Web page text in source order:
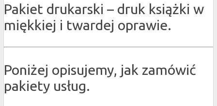
Pakiet drukarski – druk książki w
miękkiej i twardej oprawie.
Poniżej opisujemy, jak zamówić
pakiety usług.